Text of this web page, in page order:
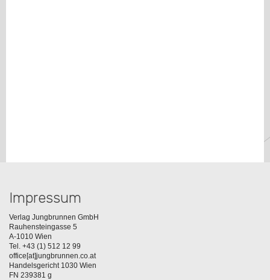
Impressum
Verlag Jungbrunnen GmbH
Rauhensteingasse 5
A-1010 Wien
Tel. +43 (1) 512 12 99
office[at]jungbrunnen.co.at
Handelsgericht 1030 Wien
FN 239381 g